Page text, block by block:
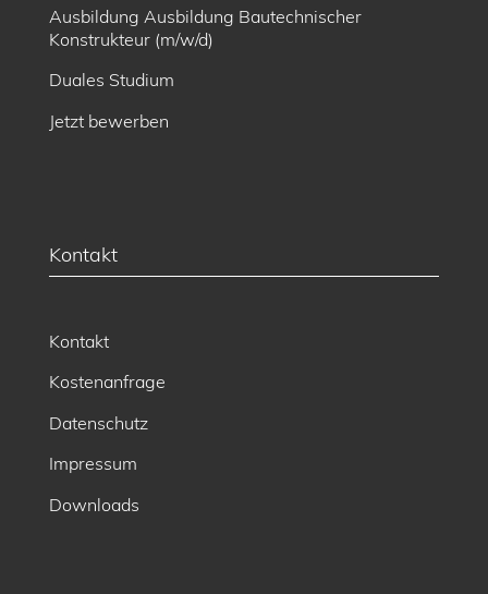
Ausbildung Ausbildung Bautechnischer
Konstrukteur (m/w/d)
Duales Studium
Jetzt bewerben
Kontakt
Kontakt
Kostenanfrage
Datenschutz
Impressum
Downloads